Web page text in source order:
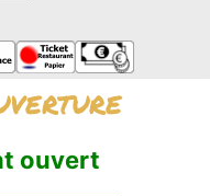
ouvert